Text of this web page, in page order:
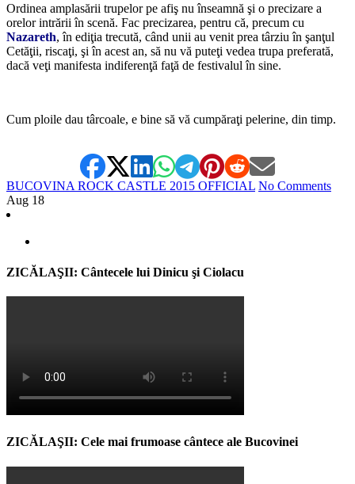
Ordinea amplasării trupelor pe afiş nu înseamnă şi o precizare a
orelor intrării în scenă. Fac precizarea, pentru că, precum cu
Nazareth, în ediţia trecută, când unii au venit prea târziu în şanţul
Cetăţii, riscaţi, şi în acest an, să nu vă puteţi vedea trupa preferată,
dacă veţi manifesta indiferenţă faţă de festivalul în sine.
Cum ploile dau târcoale, e bine să vă cumpăraţi pelerine, din timp.
BUCOVINA ROCK CASTLE 2015 OFFICIAL No Comments
Aug 18
ZICĂLAŞII: Cântecele lui Dinicu şi Ciolacu
ZICĂLAŞII: Cele mai frumoase cântece ale Bucovinei